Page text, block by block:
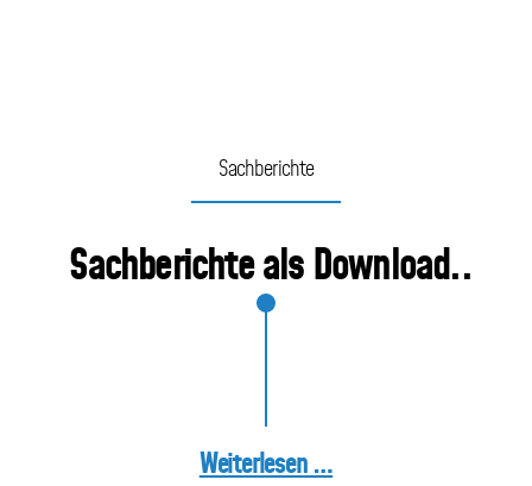
Sachberichte
Sachberichte als Download..
Weiterlesen …